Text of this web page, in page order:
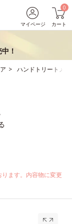
マイページ
0
カート
！
ハンドトリートメ
ます。内容物に変更